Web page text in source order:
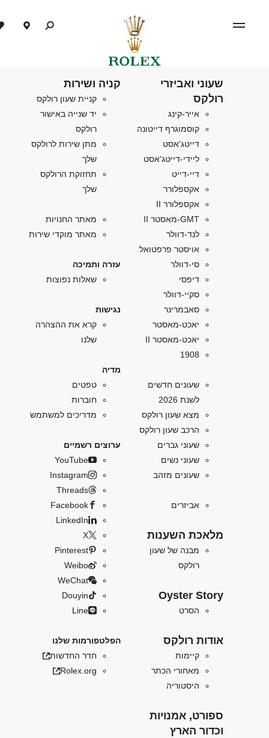
שעוני ואביזרי
רולקס
אייר-קינג
קוסמוגרף דייטונה
דייטג'אסט
ליידי-דייטג'אסט
דיי-דייט
אקספלורר
אקספלורר II
GMT-מאסטר II
לנד-דוולר
אויסטר פרפטואל
סי-דוולר
דיפסי
סקיי-דוולר
סאבמרינר
יאכט-מאסטר
יאכט-מאסטר II
1908
שעונים חדשים
לשנת 2026
מצא שעון רולקס
הרכב שעון רולקס
שעוני גברים
שעוני נשים
שעונים מזהב
אביזרים
מלאכת השענות
מבנה של שעון
רולקס
Oyster Story
הסרט
אודות רולקס
קיימות
מאחורי הכתר
היסטוריה
ספורט, אמנויות
וכדור הארץ
קניה ושירות
קניית שעון רולקס
יד שנייה באישור
רולקס
מתן שירות לרולקס
שלך
תחזוקת הרולקס
שלך
מאתר החנויות
מאתר מוקדי שירות
עזרה ותמיכה
שאלות נפוצות
נגישות
קרא את ההצהרה
שלנו
מדיה
טפטים
חוברות
מדריכים למשתמש
ערוצים רשמיים
YouTube
Instagram
Threads
Facebook
LinkedIn
X
Pinterest
Weibo
WeChat
Douyin
Line
הפלטפורמות שלנו
חדר החדשות
Rolex.org